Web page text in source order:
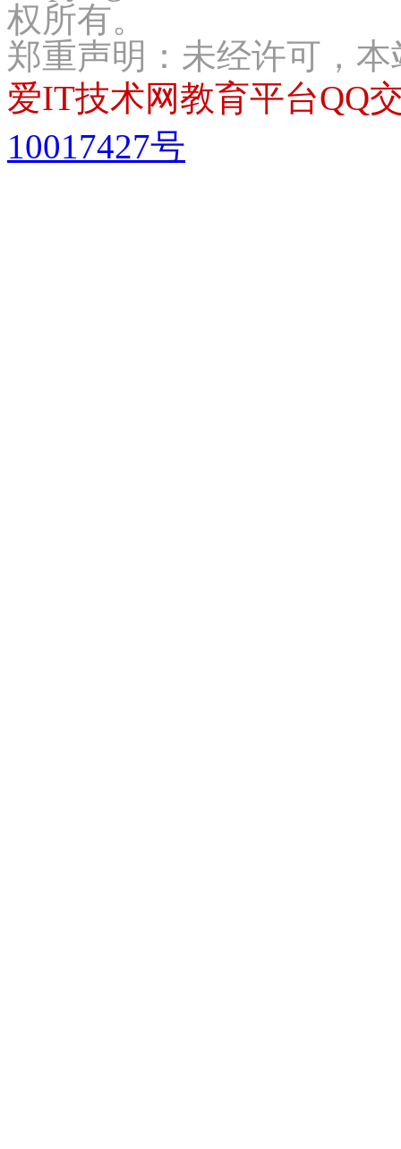
权所有。
郑重声明：未经许可，
爱IT技术网教育平台QQ
10017427号